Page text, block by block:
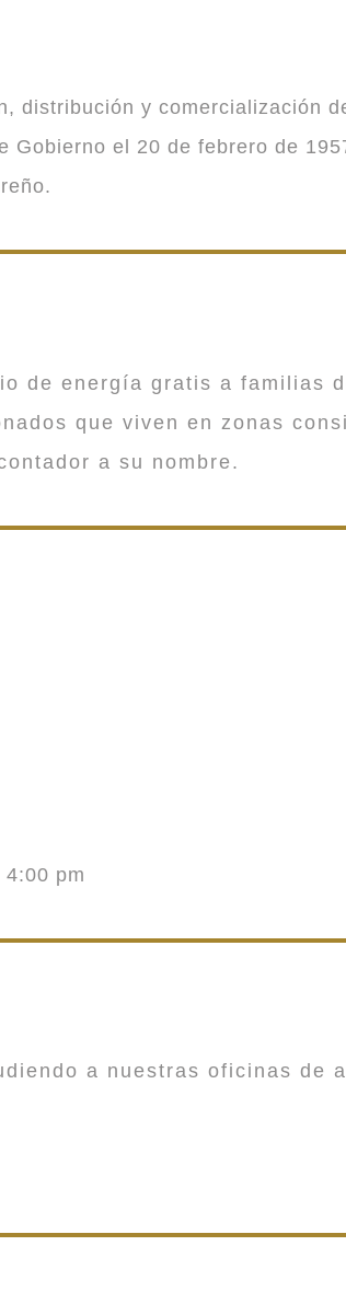
distribución y comercialización
el 20 de febrero de
de energía gratis a familias
que viven en zonas
a su nombre.
pm
a nuestras oficinas de